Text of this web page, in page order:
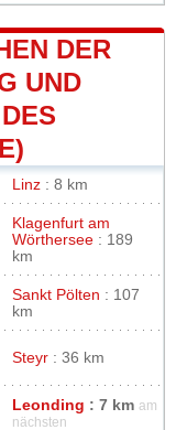
DER
UND
Linz : 8 km
Klagenfurt am
Wörthersee : 189
km
Sankt Pölten : 107
km
Steyr : 36 km
Leonding : 7 km am
nächsten